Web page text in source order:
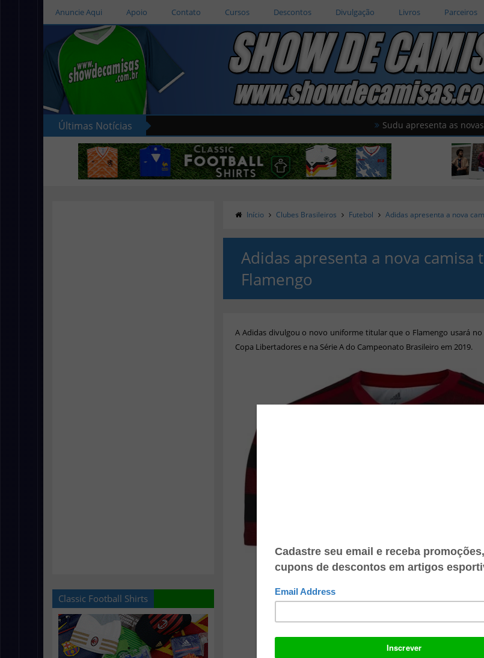
Anuncie Aqui Apoio Contato Cursos Descontos Divulgação Livros Parceiros
Últimas Notícias Sudu apresenta as novas camisas do
Classic Football Shirts
Início Clubes Brasileiros Futebol Adidas apresenta a nova
Adidas apresenta a nova camisa
Flamengo
A Adidas divulgou o novo uniforme titular que o Flamengo usará no
Copa Libertadores e na Série A do Campeonato Brasileiro em 2019.